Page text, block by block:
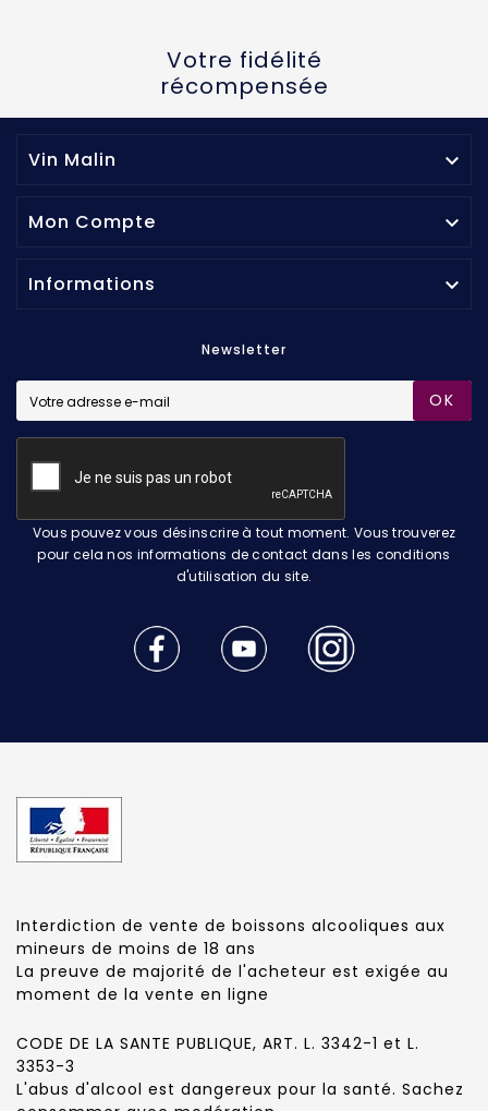
Votre fidélité
récompensée
Vin Malin 
Mon Compte 
Informations 
Newsletter
OK
Vous pouvez vous désinscrire à tout moment. Vous trouverez
pour cela nos informations de contact dans les conditions
d'utilisation du site.
Interdiction de vente de boissons alcooliques aux
mineurs de moins de 18 ans
La preuve de majorité de l'acheteur est exigée au
moment de la vente en ligne
CODE DE LA SANTE PUBLIQUE, ART. L. 3342-1 et L.
3353-3
L'abus d'alcool est dangereux pour la santé. Sachez